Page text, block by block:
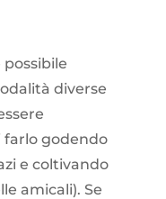
diverse
godendo
e coltivando
amicali). Se